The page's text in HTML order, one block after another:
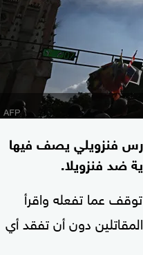
فنزويلي يصف فيها
ضد فنزويلا.
عما تفعله واقرأ
دون أن تفقد أي